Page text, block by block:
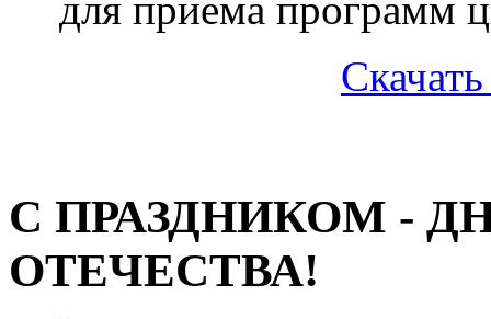
С ПРАЗДНИКОМ -
ОТЕЧЕСТВА!